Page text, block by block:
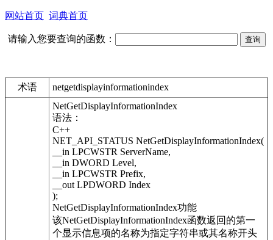
网站首页 词典首页
请输入您要查询的函数：
术语 netgetdisplayinformationindex
NetGetDisplayInformationIndex
语法：
C++
NET_API_STATUS NetGetDisplayInformationIndex(
__in LPCWSTR ServerName,
__in DWORD Level,
__in LPCWSTR Prefix,
__out LPDWORD Index
);
NetGetDisplayInformationIndex功能
该NetGetDisplayInformationIndex函数返回的第一
个显示信息项的名称为指定字符串或其名称开头